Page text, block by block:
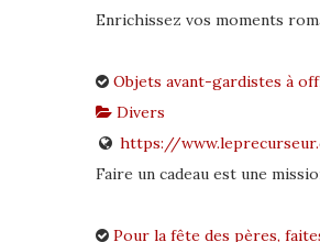
Enrichissez vos moments
Objets avant-gardistes à
Divers
https://
Faire un cadeau est une
Pour la fête des pères,